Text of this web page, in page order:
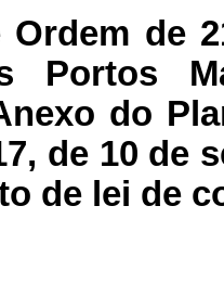
Ordem de
Portos
do
de 10 de
de lei de